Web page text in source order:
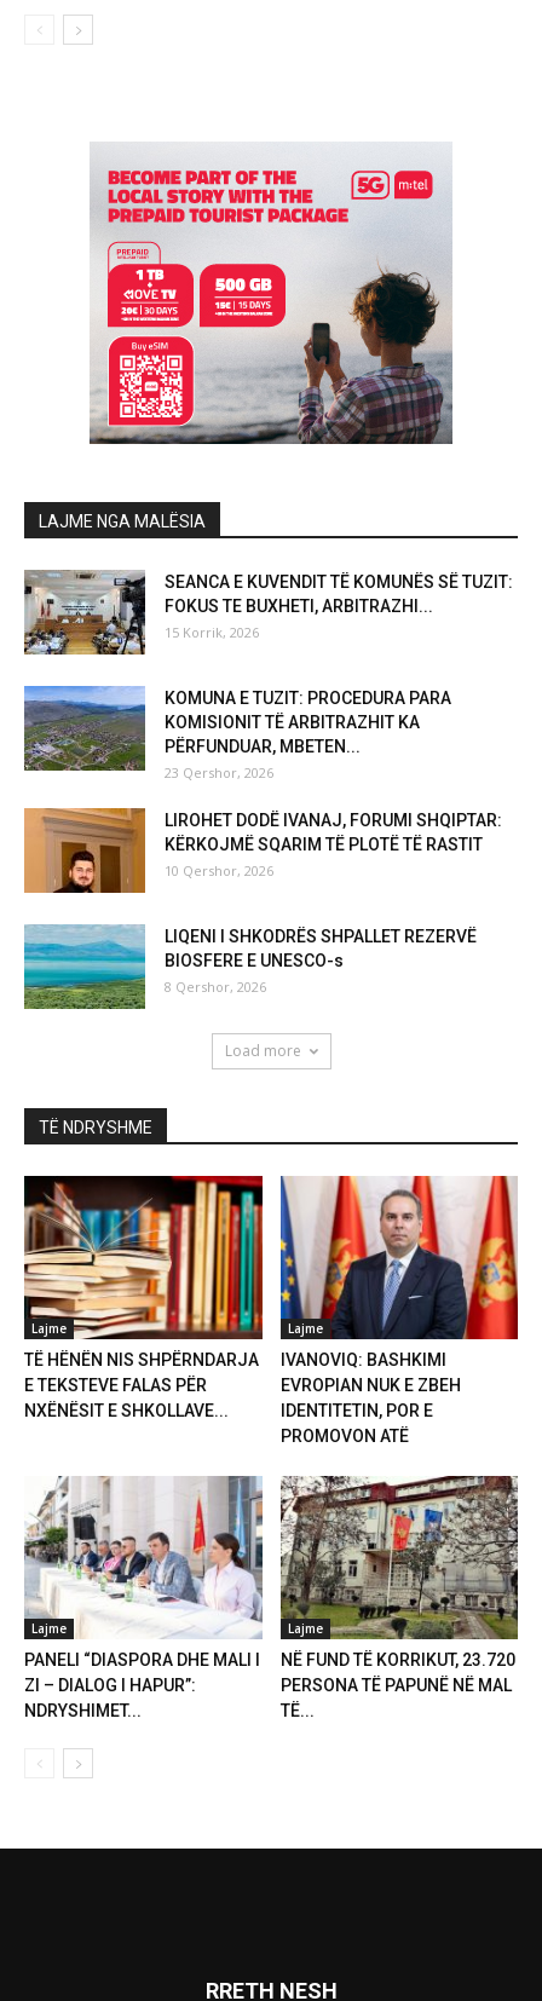
LAJME NGA MALËSIA
SEANCA E KUVENDIT TË KOMUNËS SË TUZIT:
FOKUS TE BUXHETI, ARBITRAZHI...
15 Korrik, 2026
KOMUNA E TUZIT: PROCEDURA PARA
KOMISIONIT TË ARBITRAZHIT KA
PËRFUNDUAR, MBETEN...
23 Qershor, 2026
LIROHET DODË IVANAJ, FORUMI SHQIPTAR:
KËRKOJMË SQARIM TË PLOTË TË RASTIT
10 Qershor, 2026
LIQENI I SHKODRËS SHPALLET REZERVË
BIOSFERE E UNESCO-s
8 Qershor, 2026
Load more
TË NDRYSHME
Lajme
TË HËNËN NIS SHPËRNDARJA
E TEKSTEVE FALAS PËR
NXËNËSIT E SHKOLLAVE...
Lajme
IVANOVIQ: BASHKIMI
EVROPIAN NUK E ZBEH
IDENTITETIN, POR E
PROMOVON ATË
Lajme
PANELI “DIASPORA DHE MALI I
ZI – DIALOG I HAPUR”:
NDRYSHIMET...
Lajme
NË FUND TË KORRIKUT, 23.720
PERSONA TË PAPUNË NË MAL
TË...
RRETH NESH